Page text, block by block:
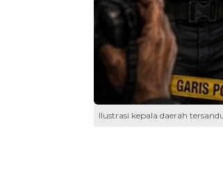
Ilustrasi kepala daerah